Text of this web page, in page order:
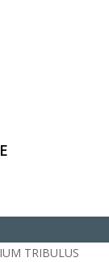
TRIBULUS